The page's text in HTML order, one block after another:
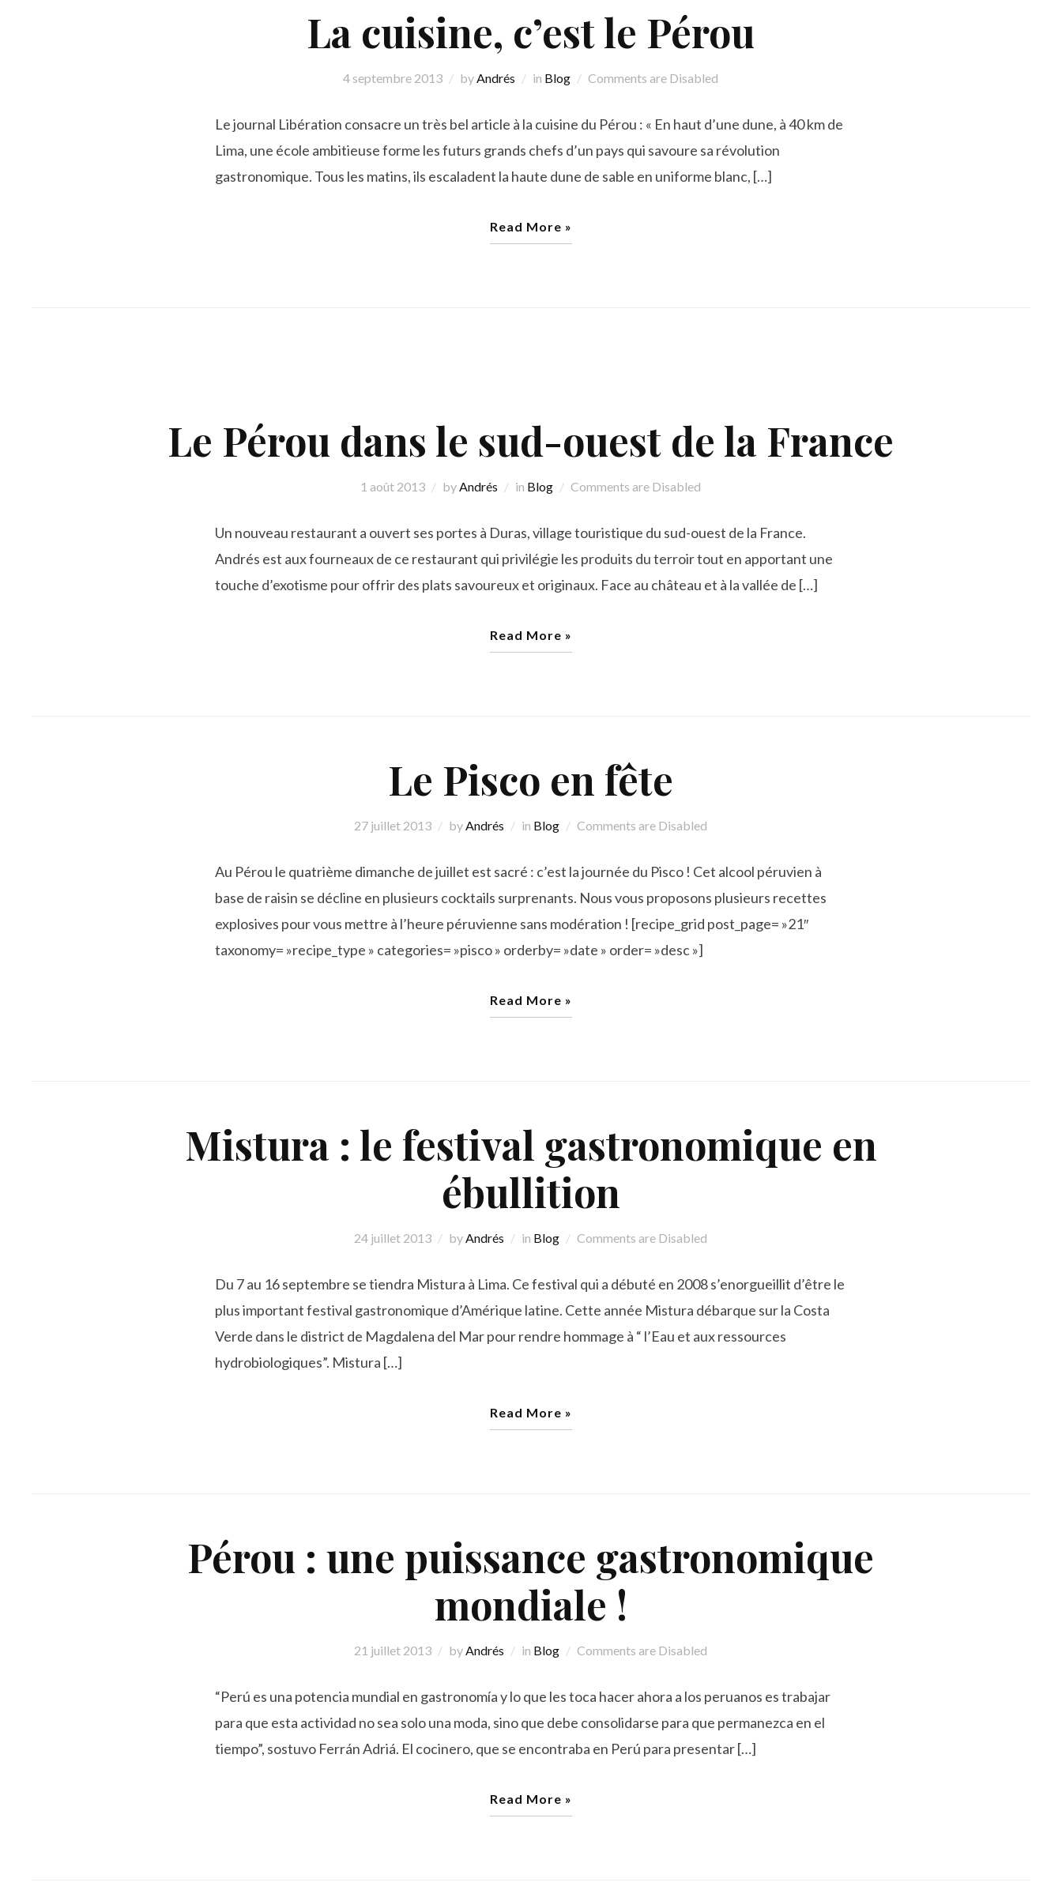
La cuisine, c’est le Pérou
4 septembre 2013 byAndrés in Blog Comments are Disabled
Le journal Libération consacre un très bel article à la cuisine du Pérou : « En haut d’une dune, à 40 km de
Lima, une école ambitieuse forme les futurs grands chefs d’un pays qui savoure sa révolution
gastronomique. Tous les matins, ils escaladent la haute dune de sable en uniforme blanc, […]
Read More »
Le Pérou dans le sud-ouest de la France
1 août 2013 byAndrés in Blog Comments are Disabled
Un nouveau restaurant a ouvert ses portes à Duras, village touristique du sud-ouest de la France.
Andrés est aux fourneaux de ce restaurant qui privilégie les produits du terroir tout en apportant une
touche d’exotisme pour offrir des plats savoureux et originaux. Face au château et à la vallée de […]
Read More »
Le Pisco en fête
27 juillet 2013 byAndrés in Blog Comments are Disabled
Au Pérou le quatrième dimanche de juillet est sacré : c’est la journée du Pisco ! Cet alcool péruvien à
base de raisin se décline en plusieurs cocktails surprenants. Nous vous proposons plusieurs recettes
explosives pour vous mettre à l’heure péruvienne sans modération ! [recipe_grid post_page= »21″
taxonomy= »recipe_type » categories= »pisco » orderby= »date » order= »desc »]
Read More »
Mistura : le festival gastronomique en
ébullition
24 juillet 2013 byAndrés in Blog Comments are Disabled
Du 7 au 16 septembre se tiendra Mistura à Lima. Ce festival qui a débuté en 2008 s’enorgueillit d’être le
plus important festival gastronomique d’Amérique latine. Cette année Mistura débarque sur la Costa
Verde dans le district de Magdalena del Mar pour rendre hommage à “ l’Eau et aux ressources
hydrobiologiques”. Mistura […]
Read More »
Pérou : une puissance gastronomique
mondiale !
21 juillet 2013 byAndrés in Blog Comments are Disabled
“Perú es una potencia mundial en gastronomía y lo que les toca hacer ahora a los peruanos es trabajar
para que esta actividad no sea solo una moda, sino que debe consolidarse para que permanezca en el
tiempo”, sostuvo Ferrán Adriá. El cocinero, que se encontraba en Perú para presentar […]
Read More »